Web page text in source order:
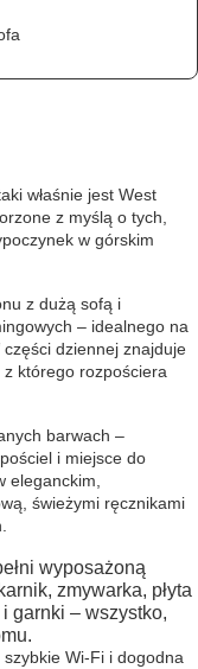
właśnie jest West
z myślą o tych,
w górskim
z dużą sofą i
– idealnego na
dziennej znajduje
z którego rozpościera
barwach –
i miejsce do
eleganckim,
świeżymi ręcznikami
wyposażoną
zmywarka, płyta
garnki – wszystko,
Wi-Fi i dogodna